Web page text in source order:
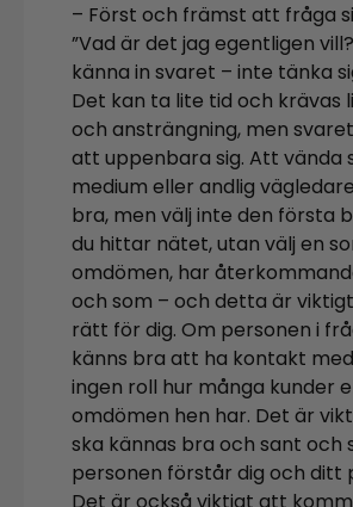
– Först och främst att fråga
”Vad är det jag egentligen
känna in svaret – inte tänka
Det kan ta lite tid och krävas
och ansträngning, men
att uppenbara sig. Att vända
medium eller andlig
bra, men välj inte den första
du hittar nätet, utan välj en
omdömen, har
och som – och detta är
rätt för dig. Om personen i
känns bra att ha kontakt
ingen roll hur många kunder
omdömen hen har. Det är
ska kännas bra och sant och
personen förstår dig och ditt